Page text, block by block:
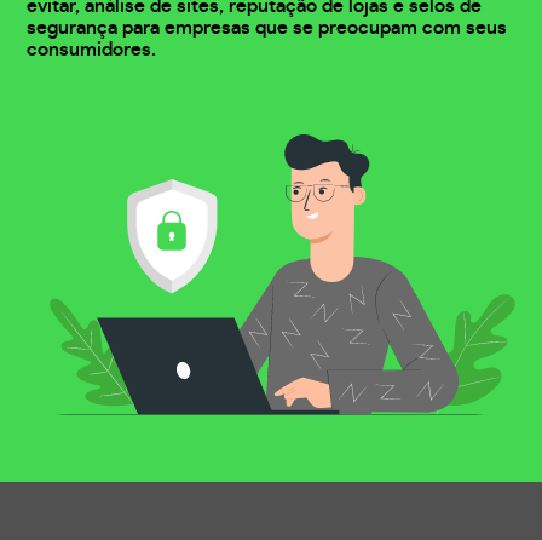
evitar, análise de sites, reputação de lojas e selos de
segurança para empresas que se preocupam com seus
consumidores.